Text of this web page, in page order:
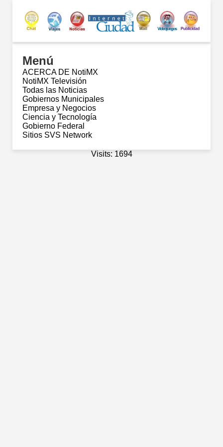
Menú
ACERCA DE NotiMX
NotiMX Televisión
Todas las Noticias
Gobiernos Municipales
Empresa y Negocios
Ciencia y Tecnología
Gobierno Federal
Sitios SVS Network
Visits: 1694